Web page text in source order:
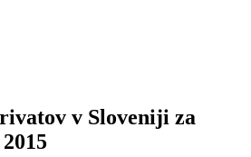
v Sloveniji za